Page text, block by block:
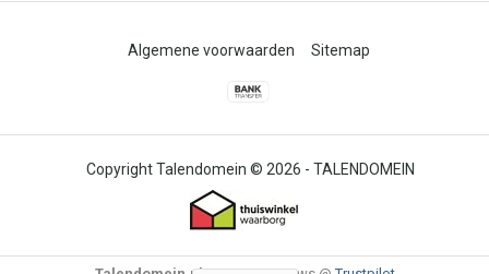
© 2026 - TALENDOMEIN
Algemene voorwaarden Sitemap